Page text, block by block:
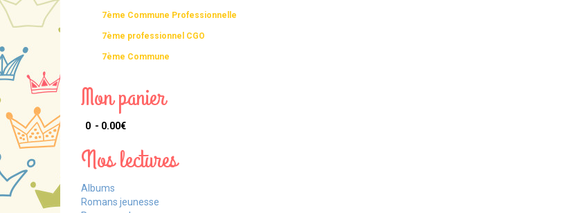
7ème Commune Professionnelle
7ème professionnel CGO
7ème Commune
Mon panier
0 - 0.00‎€
Nos lectures
Albums
Romans jeunesse